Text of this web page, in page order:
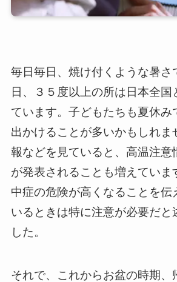
毎日毎日、焼け付くような暑さ
日、３５度以上の所は日本全国
ています。子どもたちも夏休み
出かけることが多いかもしれま
報などを見ていると、高温注意
が発表されることも増えていま
中症の危険が高くなることを伝
いるときは特に注意が必要だと
した。
それで、これからお盆の時期、